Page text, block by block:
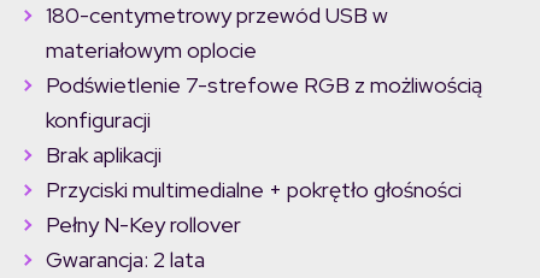
180-centymetrowy przewód USB w
materiałowym oplocie
Podświetlenie 7-strefowe RGB z możliwością
konfiguracji
Brak aplikacji
Przyciski multimedialne + pokrętło głośności
Pełny N-Key rollover
Gwarancja: 2 lata